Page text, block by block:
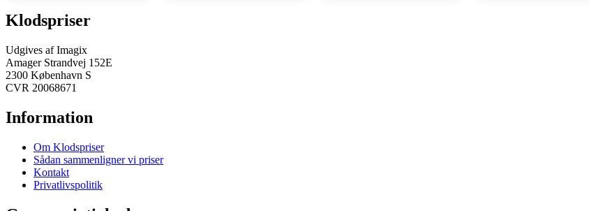
Klodspriser
Udgives af Imagix
Amager Strandvej 152E
2300 København S
CVR 20068671
Information
Om Klodspriser
Sådan sammenligner vi priser
Kontakt
Privatlivspolitik